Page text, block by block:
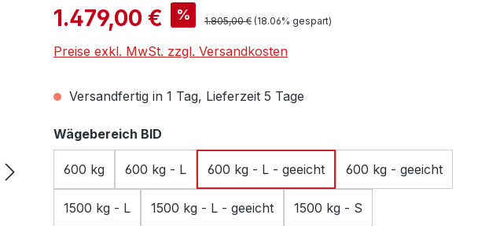
Verkaufspreis:
1.479,00 € % Regulärer Preis:
1.805,00 € (18.06% gespart)
Preise exkl. MwSt. zzgl. Versandkosten
Versandfertig in 1 Tag, Lieferzeit 5 Tage
Wägebereich BID
600 kg 600 kg - L 600 kg - L - geeicht 600 kg - geeicht
1500 kg - L 1500 kg - L - geeicht 1500 kg - S